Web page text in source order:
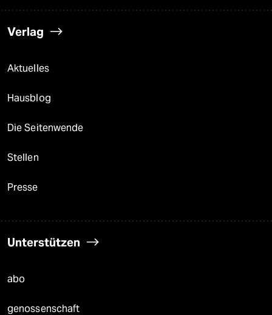
Verlag
Aktuelles
Hausblog
Die Seitenwende
Stellen
Presse
Unterstützen
abo
genossenschaft